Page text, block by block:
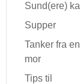
Sund(ere)
Supper
Tanker fra en
mor
Tips til